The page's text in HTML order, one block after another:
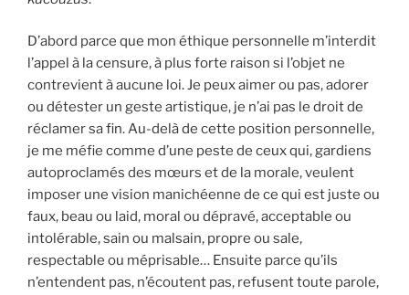
D’abord parce que mon éthique personnelle m’interdit
l’appel à la censure, à plus forte raison si l’objet ne
contrevient à aucune loi. Je peux aimer ou pas, adorer
ou détester un geste artistique, je n’ai pas le droit de
réclamer sa fin. Au-delà de cette position personnelle,
je me méfie comme d’une peste de ceux qui, gardiens
autoproclamés des mœurs et de la morale, veulent
imposer une vision manichéenne de ce qui est juste ou
faux, beau ou laid, moral ou dépravé, acceptable ou
intolérable, sain ou malsain, propre ou sale,
respectable ou méprisable… Ensuite parce qu’ils
n’entendent pas, n’écoutent pas, refusent toute parole,